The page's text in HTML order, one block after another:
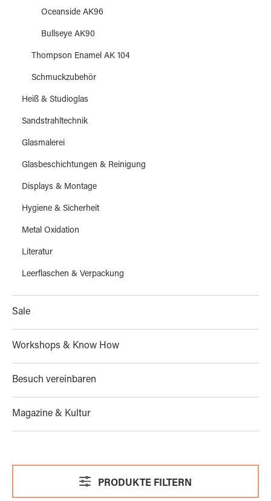
Oceanside AK96
Bullseye AK90
Thompson Enamel AK 104
Schmuckzubehör
Heiß & Studioglas
Sandstrahltechnik
Glasmalerei
Glasbeschichtungen & Reinigung
Displays & Montage
Hygiene & Sicherheit
Metal Oxidation
Literatur
Leerflaschen & Verpackung
Sale
Workshops & Know How
Besuch vereinbaren
Magazine & Kultur
PRODUKTE FILTERN